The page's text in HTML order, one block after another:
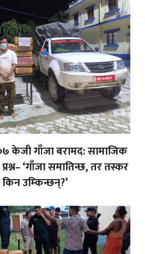
केजी गाँजा बरामद: सामाजिक
‘गाँजा समातिन्छ, तर तस्कर
किन उम्किन्छन्?’